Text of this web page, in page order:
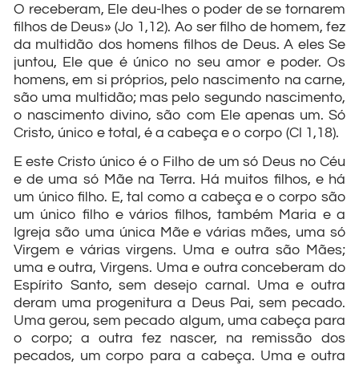
O receberam, Ele deu-lhes o poder de se tornarem
filhos de Deus» (Jo 1,12). Ao ser filho de homem, fez
da multidão dos homens filhos de Deus. A eles Se
juntou, Ele que é único no seu amor e poder. Os
homens, em si próprios, pelo nascimento na carne,
são uma multidão; mas pelo segundo nascimento,
o nascimento divino, são com Ele apenas um. Só
Cristo, único e total, é a cabeça e o corpo (Cl 1,18).
E este Cristo único é o Filho de um só Deus no Céu
e de uma só Mãe na Terra. Há muitos filhos, e há
um único filho. E, tal como a cabeça e o corpo são
um único filho e vários filhos, também Maria e a
Igreja são uma única Mãe e várias mães, uma só
Virgem e várias virgens. Uma e outra são Mães;
uma e outra, Virgens. Uma e outra conceberam do
Espírito Santo, sem desejo carnal. Uma e outra
deram uma progenitura a Deus Pai, sem pecado.
Uma gerou, sem pecado algum, uma cabeça para
o corpo; a outra fez nascer, na remissão dos
pecados, um corpo para a cabeça. Uma e outra